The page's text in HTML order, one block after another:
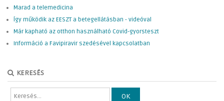
Marad a telemedicina
Így működik az EESZT a betegellátásban - videóval
Már kapható az otthon használható Covid-gyorsteszt
Információ a Favipiravir szedésével kapcsolatban
KERESÉS
OK